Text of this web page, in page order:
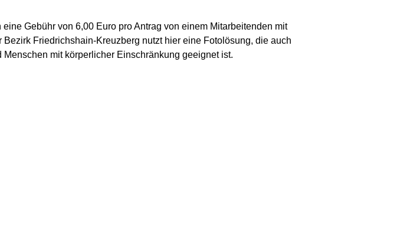
Gebühr von 6,00 Euro pro Antrag von einem Mitarbeitenden mit
Friedrichshain-Kreuzberg nutzt hier eine Fotolösung, die auch
mit körperlicher Einschränkung geeignet ist.